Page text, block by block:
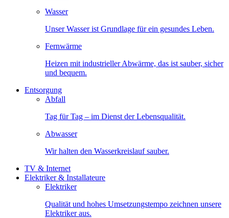
Wasser
Unser Wasser ist Grundlage für ein gesundes Leben.
Fernwärme
Heizen mit industrieller Abwärme, das ist sauber, sicher
und bequem.
Entsorgung
Abfall
Tag für Tag – im Dienst der Lebensqualität.
Abwasser
Wir halten den Wasserkreislauf sauber.
TV & Internet
Elektriker & Installateure
Elektriker
Qualität und hohes Umsetzungstempo zeichnen unsere
Elektriker aus.